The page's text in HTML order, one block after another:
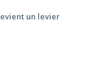
un levier